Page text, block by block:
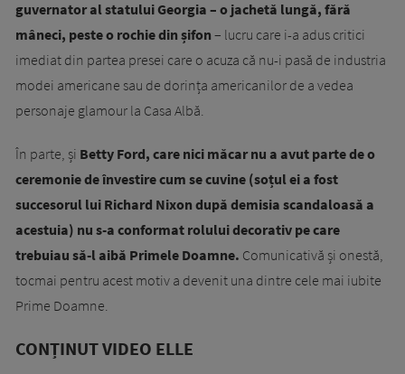
guvernator al statului Georgia – o jachetă lungă, fără
mâneci, peste o rochie din șifon – lucru care i-a adus critici
imediat din partea presei care o acuza că nu-i pasă de industria
modei americane sau de dorința americanilor de a vedea
personaje glamour la Casa Albă.
În parte, și Betty Ford, care nici măcar nu a avut parte de o
ceremonie de învestire cum se cuvine (soțul ei a fost
succesorul lui Richard Nixon după demisia scandaloasă a
acestuia) nu s-a conformat rolului decorativ pe care
trebuiau să-l aibă Primele Doamne. Comunicativă și onestă,
tocmai pentru acest motiv a devenit una dintre cele mai iubite
Prime Doamne.
CONȚINUT VIDEO ELLE